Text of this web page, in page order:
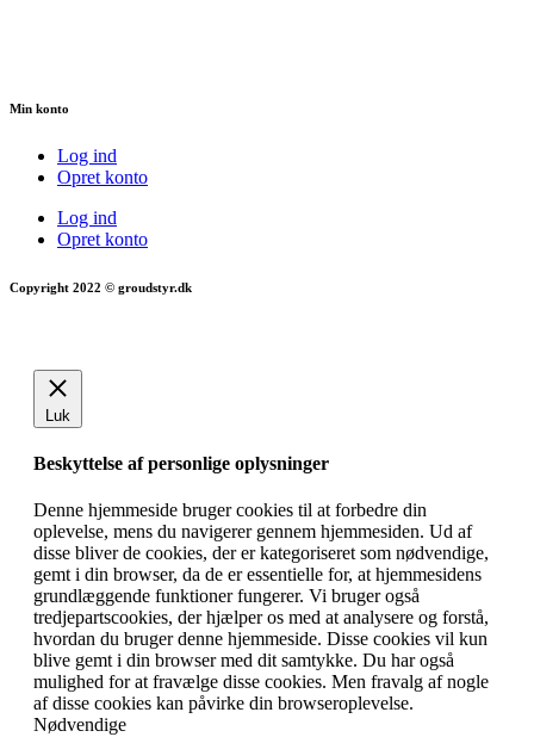
Min konto
Log ind
Opret konto
Log ind
Opret konto
Copyright 2022 © groudstyr.dk
Luk
Beskyttelse af personlige oplysninger
Denne hjemmeside bruger cookies til at forbedre din
oplevelse, mens du navigerer gennem hjemmesiden. Ud af
disse bliver de cookies, der er kategoriseret som nødvendige,
gemt i din browser, da de er essentielle for, at hjemmesidens
grundlæggende funktioner fungerer. Vi bruger også
tredjepartscookies, der hjælper os med at analysere og forstå,
hvordan du bruger denne hjemmeside. Disse cookies vil kun
blive gemt i din browser med dit samtykke. Du har også
mulighed for at fravælge disse cookies. Men fravalg af nogle
af disse cookies kan påvirke din browseroplevelse.
Nødvendige